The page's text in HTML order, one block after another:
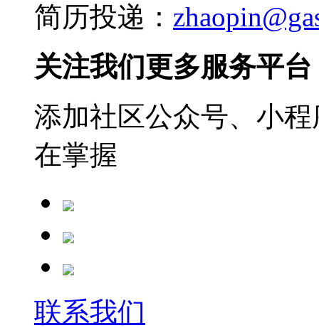
简历投递：
关注我们更多服务平台
添加社区公众号、小
在掌握
联系我们